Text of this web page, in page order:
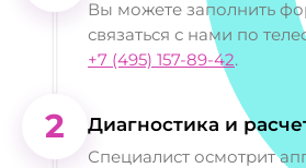
Вы можете заполнить
связаться с нами по
+7 (495) 157-89-42.
2 Диагностика и
Специалист осмотрит